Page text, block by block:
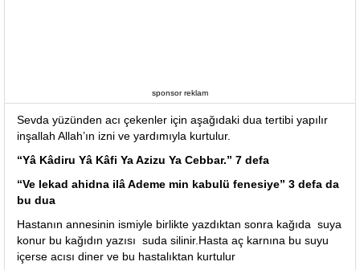
sponsor reklam
Sevda yüzünden acı çekenler için aşağıdaki dua tertibi yapılır
inşallah Allah’ın izni ve yardımıyla kurtulur.
“Yâ Kâdiru Yâ Kâfi Ya Azizu Ya Cebbar.” 7 defa
“Ve lekad ahidna ilâ Ademe min kabulü fenesiye” 3 defa da
bu dua
Hastanın annesinin ismiyle birlikte yazdıktan sonra kağıda suya
konur bu kağıdın yazısı suda silinir.Hasta aç karnına bu suyu
içerse acısı diner ve bu hastalıktan kurtulur